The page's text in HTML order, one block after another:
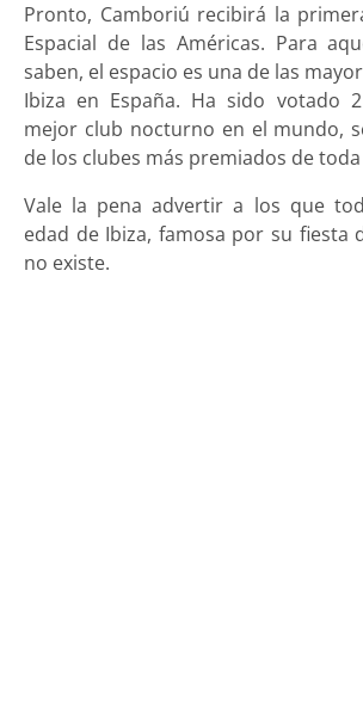
Pronto, Camboriú recibirá la
Espacial de las Américas. Para
saben, el espacio es una de las
Ibiza en España. Ha sido votado
mejor club nocturno en el mundo,
de los clubes más premiados de
Vale la pena advertir a los que
edad de Ibiza, famosa por su fiesta
no existe.